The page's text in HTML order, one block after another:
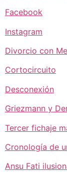
Facebook
Instagram
Divorcio con
Cortocircuito
Desconexión
Griezmann y
Tercer fichaje
Cronología de
Ansu Fati